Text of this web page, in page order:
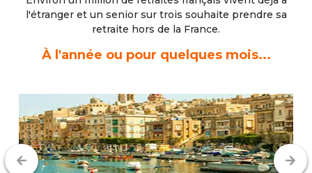
l'étrangeret un senior sur trois souhaite prendre sa
retraite hors de la France.
À l'année ou pour quelques mois...